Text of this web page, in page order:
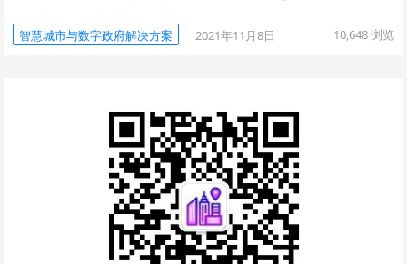
智慧城市与数字政府解决方案 2021年11月8日 10,648浏览